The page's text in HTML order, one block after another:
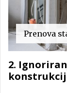
Prenova
2.